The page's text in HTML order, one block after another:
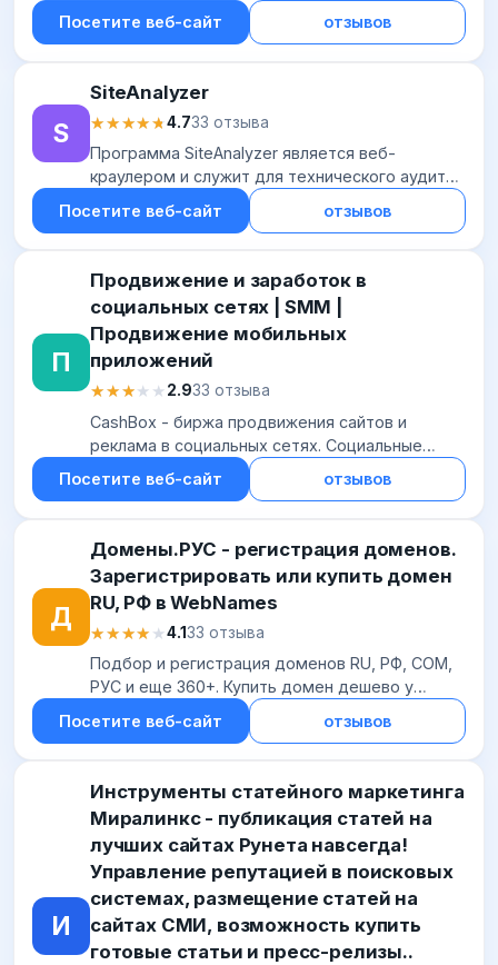
другие интернет-проекты. Гарант безопасной
сделки. Опыт 10+ лет. Помощь на всех этапах.
Посетите веб-сайт отзывов
S
SiteAnalyzer
★★★★★
★★★★★4.733 отзыва
Программа SiteAnalyzer является веб-
краулером и служит для технического аудита
сайта. Просканировав весь ваш сайт и получив
полную информацию по каждой его странице,
Посетите веб-сайт отзывов
П
Продвижение и заработок в
социальных сетях | SММ |
Продвижение мобильных
приложений
★★★★★
★★★★★2.933 отзыва
CashBox - биржа продвижения сайтов и
реклама в социальных сетях. Социальные
сигналы и SMM. Продвижение приложений.
Посетите веб-сайт отзывов
Д
Домены.РУС - регистрация доменов.
Зарегистрировать или купить домен
RU, РФ в WebNames
★★★★★
★★★★★4.133 отзыва
Подбор и регистрация доменов RU, РФ, COM,
РУС и еще 360+. Купить домен дешево у
аккредитованного регистратора. Лучший
хостинг для сайта от 144 руб.
Посетите веб-сайт отзывов
И
Инструменты статейного маркетинга
Миралинкс - публикация статей на
лучших сайтах Рунета навсегда!
Управление репутацией в поисковых
системах, размещение статей на
сайтах СМИ, возможность купить
готовые статьи и пресс-релизы..